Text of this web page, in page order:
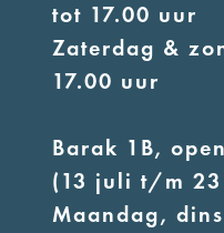
tot 17.00 uur
Zaterdag &
17.00 uur
Barak 1B,
(13 juli t/m 23
Maandag,